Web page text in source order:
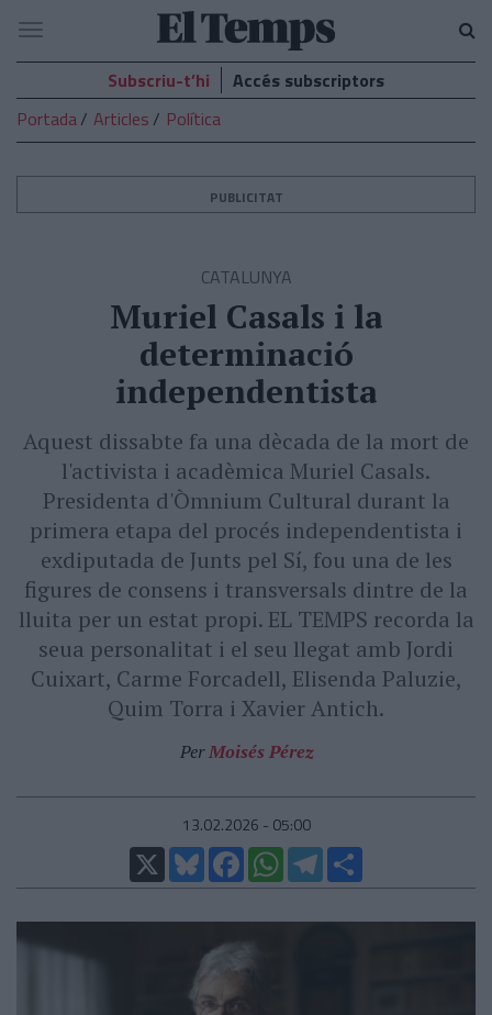
El
Temps
Navegació
Subscriu-t’hi
Accés subscriptors
Portada
Articles Política
PUBLICITAT
CATALUNYA
Muriel Casals i la
determinació
independentista
Aquest dissabte fa una dècada de la mort de
l'activista i acadèmica Muriel Casals.
Presidenta d'Òmnium Cultural durant la
primera etapa del procés independentista i
exdiputada de Junts pel Sí, fou una de les
figures de consens i transversals dintre de la
lluita per un estat propi. EL TEMPS recorda la
seua personalitat i el seu llegat amb Jordi
Cuixart, Carme Forcadell, Elisenda Paluzie,
Quim Torra i Xavier Antich.
PerMoisés Pérez
13.02.2026 - 05:00
X
BlueskyFacebookWhatsAppTelegram